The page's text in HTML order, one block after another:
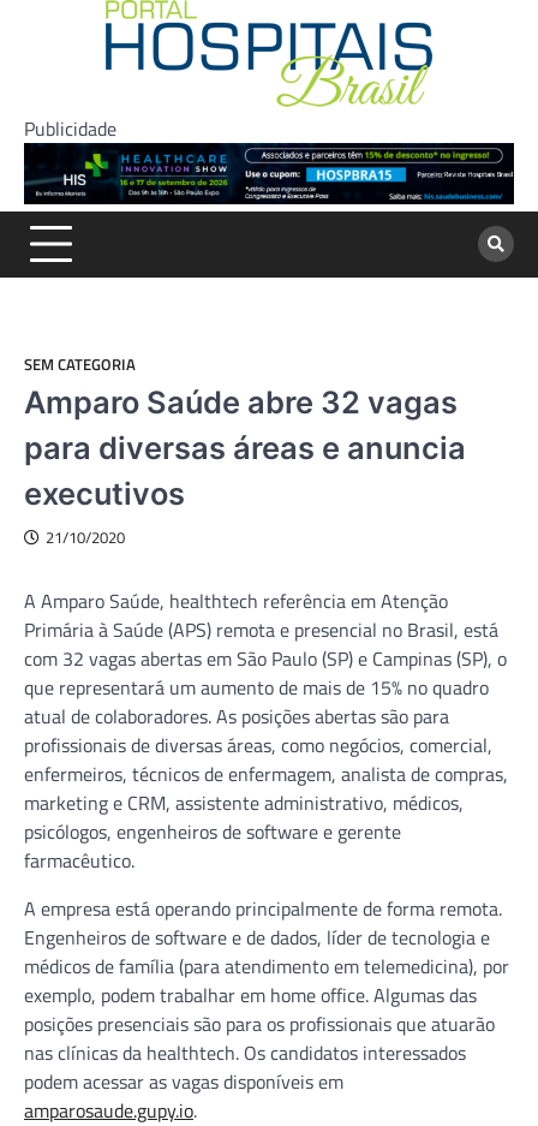
Publicidade
SEM CATEGORIA
Amparo Saúde abre 32 vagas
para diversas áreas e anuncia
executivos
21/10/2020
A Amparo Saúde, healthtech referência em Atenção
Primária à Saúde (APS) remota e presencial no Brasil, está
com 32 vagas abertas em São Paulo (SP) e Campinas (SP), o
que representará um aumento de mais de 15% no quadro
atual de colaboradores. As posições abertas são para
profissionais de diversas áreas, como negócios, comercial,
enfermeiros, técnicos de enfermagem, analista de compras,
marketing e CRM, assistente administrativo, médicos,
psicólogos, engenheiros de software e gerente
farmacêutico.
A empresa está operando principalmente de forma remota.
Engenheiros de software e de dados, líder de tecnologia e
médicos de família (para atendimento em telemedicina), por
exemplo, podem trabalhar em home office. Algumas das
posições presenciais são para os profissionais que atuarão
nas clínicas da healthtech. Os candidatos interessados
podem acessar as vagas disponíveis em
amparosaude.gupy.io.